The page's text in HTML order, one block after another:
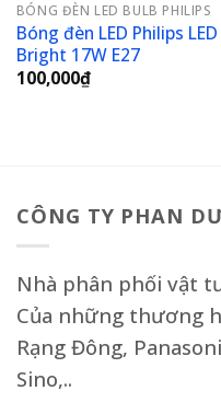
wishlist
BÓNG ĐÈN LED BULB PHILIPS
Bóng đèn LED Philips LED
Bright 17W E27
100,000₫
CÔNG TY PHAN
Nhà phân phối vật
Của những thương
Rạng Đông,
Sino,..